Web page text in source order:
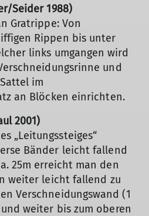
Seider 1988)
Gratrippe: Von
Rippen bis unter
links umgangen wird
und
im
an Blöcken einrichten.
2001)
„Leitungssteiges“
Bänder leicht fallend
25m erreicht man den
weiter leicht fallend zu
Verschneidungswand (1
und weiter bis zum oberen